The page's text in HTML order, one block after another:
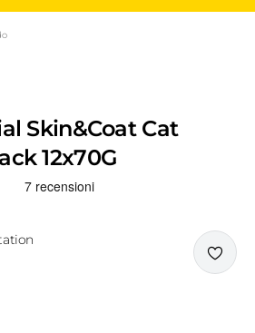
Skin&Coat Cat
12x70G
del prodotto